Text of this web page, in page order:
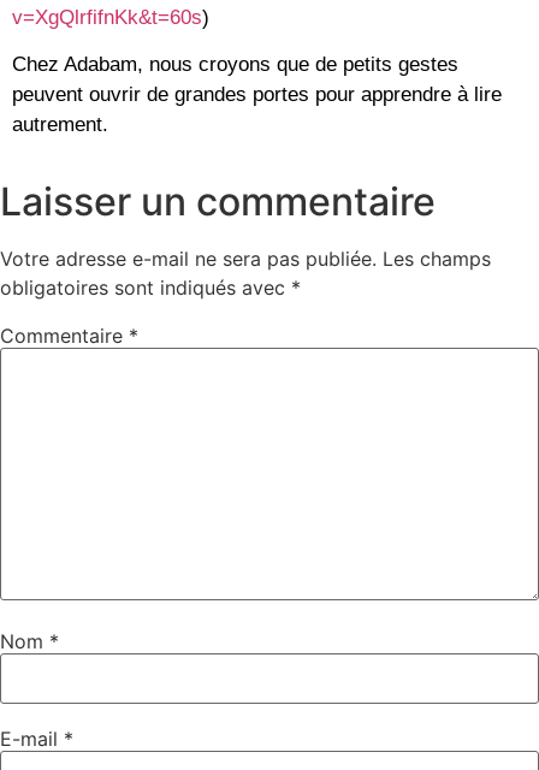
v=XgQlrfifnKk&t=60s)
Chez Adabam, nous croyons que de petits gestes
peuvent ouvrir de grandes portes pour apprendre à lire
autrement.
Laisser un commentaire
Votre adresse e-mail ne sera pas publiée. Les champs
obligatoires sont indiqués avec *
Commentaire *
Nom *
E-mail *